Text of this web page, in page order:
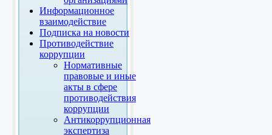
Информационное
взаимодействие
Подписка на новости
Противодействие
коррупции
Нормативные
правовые и иные
акты в сфере
противодействия
коррупции
Антикоррупционная
экспертиза